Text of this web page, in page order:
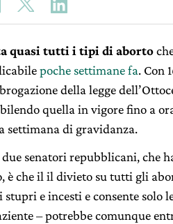
quasi tutti i tipi di aborto
poche settimane fa. Con
della legge
quella in vigore fino a
settimana di gravidanza.
senatori repubblicani, che
è che il il divieto su tutti gli
e incesti e consente solo
– potrebbe comunque